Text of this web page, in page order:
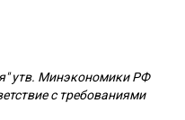
утв. Минэкономики РФ
с требованиями